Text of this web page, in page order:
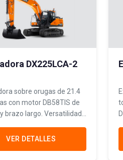
DX225LCA-2
sobre orugas de 21.4
con motor DB58TIS de
brazo largo. Versatilidad
civil y proyectos
VER DETALLES